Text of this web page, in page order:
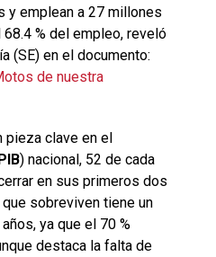
y emplean a 27 millones
% del empleo, reveló
(SE) en el documento:
de nuestra
pieza clave en el
) nacional, 52 de cada
en sus primeros dos
sobreviven tiene un
ya que el 70 %
destaca la falta de